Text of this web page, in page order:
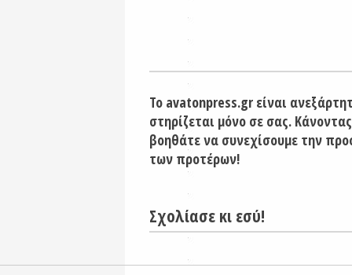
Το avatonpress.gr είναι
στηρίζεται μόνο σε σας.
βοηθάτε να συνεχίσουμε την
των προτέρων!
Σχολίασε κι εσύ!